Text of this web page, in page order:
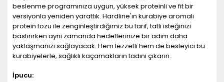
beslenme programınıza uygun, yüksek proteinli ve fit bir
versiyonla yeniden yarattık. Hardline'ın kurabiye aromalı
protein tozu ile zenginleştirdiğimiz bu tarif, tatlı isteğinizi
bastırırken aynı zamanda hedeflerinize bir adım daha
yaklaşmanızı sağlayacak. Hem lezzetli hem de besleyici bu
kurabiyelerle, sağlıklı kaçamakların tadını çıkarın.
İpucu: